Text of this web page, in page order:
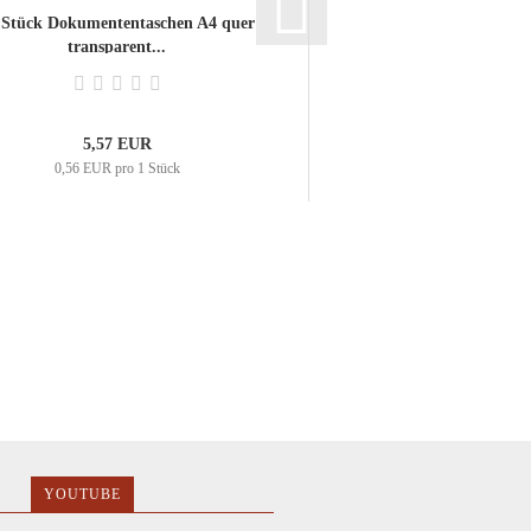
Dokumententaschen A4 quer
transparent...
5,57 EUR
0,56 EUR pro 1 Stück
YOUTUBE